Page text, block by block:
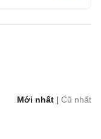
Mới nhất | Cũ nhất